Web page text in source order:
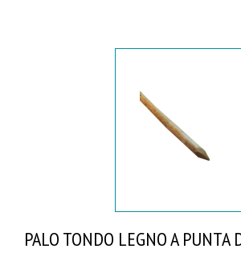
PALO TONDO LEGNO A PUNTA